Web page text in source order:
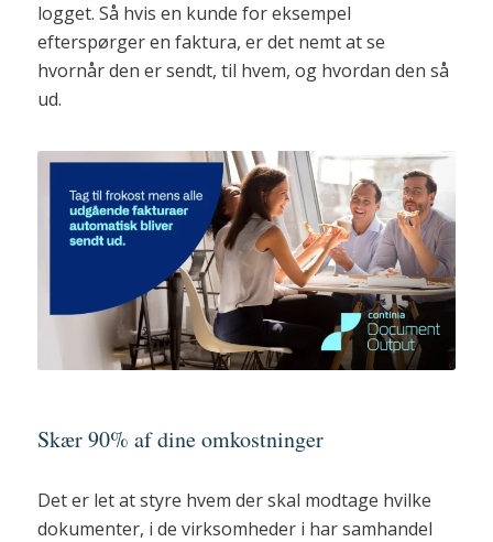
logget. Så hvis en kunde for eksempel
efterspørger en faktura, er det nemt at se
hvornår den er sendt, til hvem, og hvordan den så
ud.
Skær 90% af dine omkostninger
Det er let at styre hvem der skal modtage hvilke
dokumenter, i de virksomheder i har samhandel